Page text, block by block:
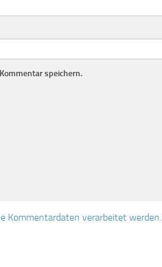
speichern.
Kommentardaten verarbeitet werden.